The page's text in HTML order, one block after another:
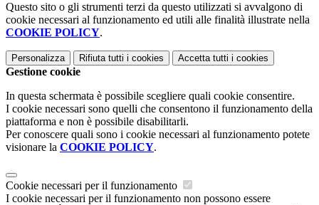
Questo sito o gli strumenti terzi da questo utilizzati si avvalgono di
cookie necessari al funzionamento ed utili alle finalità illustrate nella
COOKIE POLICY.
Personalizza Rifiuta tutti i cookies Accetta tutti i cookies
Gestione cookie
In questa schermata è possibile scegliere quali cookie consentire.
I cookie necessari sono quelli che consentono il funzionamento della
piattaforma e non è possibile disabilitarli.
Per conoscere quali sono i cookie necessari al funzionamento potete
visionare la COOKIE POLICY.
Cookie necessari per il funzionamento
I cookie necessari per il funzionamento non possono essere